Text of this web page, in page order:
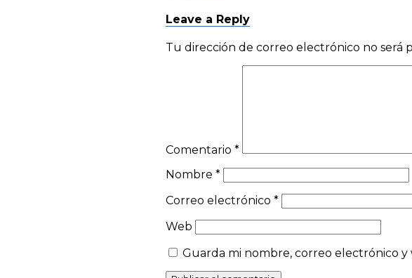
Leave a Reply
Tu dirección de correo electrónico no será
Comentario *
Nombre *
Correo electrónico *
Web
Guarda mi nombre, correo electrónico